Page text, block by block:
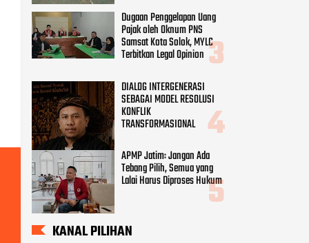
Dugaan Penggelapan Uang
Pajak oleh Oknum PNS
Samsat Kota Solok, MYLC
Terbitkan Legal Opinion
DIALOG INTERGENERASI
SEBAGAI MODEL RESOLUSI
KONFLIK
TRANSFORMASIONAL
APMP Jatim: Jangan Ada
Tebang Pilih, Semua yang
Lalai Harus Diproses Hukum
KANAL PILIHAN